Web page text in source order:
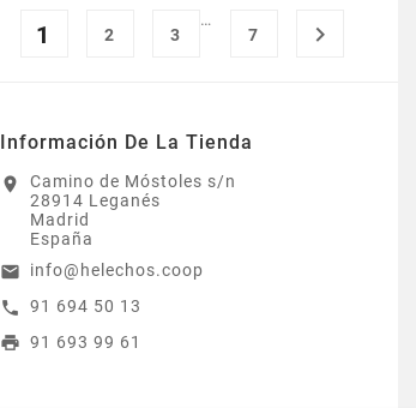
1 2 3
…
7

Información De La Tienda
location_on
Camino de Móstoles s/n
28914 Leganés
Madrid
España
email info@helechos.coop
call 91 694 50 13
print 91 693 99 61